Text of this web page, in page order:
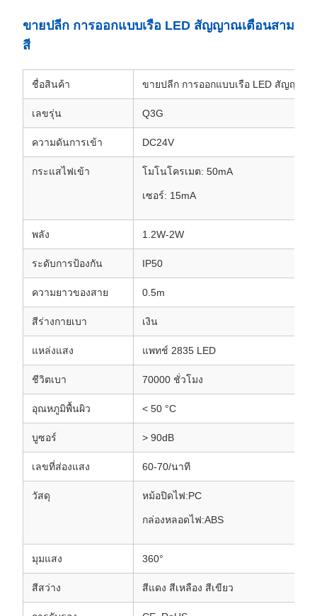
ขายปลีก การออกแบบเรือ LED สัญญาณเตือนสาม
สี
ชื่อสินค้า ขายปลีก การออกแบบเรือ LED สัญญาณ
เลขรุ่น Q3G
ความดันการเข้า DC24V
กระแสไฟเข้า โมโนโครเมต: 50mA
เซอร์: 15mA
พลัง 1.2W-2W
ระดับการป้องกัน IP50
ความยาวของสาย 0.5m
สีร่างกายเบา เงิน
แหล่งแสง แพทช์ 2835 LED
ชีวิตเบา 70000 ชั่วโมง
อุณหภูมิพื้นผิว < 50 °C
บูซอร์ > 90dB
เลขที่ส่องแสง 60-70/นาที
วัสดุ หม้อปิดไฟ:PC
กล่องหลอดไฟ:ABS
มุมแสง 360°
สีสว่าง สีแดง สีเหลือง สีเขียว